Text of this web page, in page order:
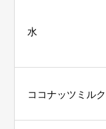
水
ココナッツミルク